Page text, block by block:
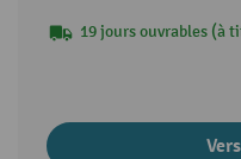
19 jours ouvrables (à